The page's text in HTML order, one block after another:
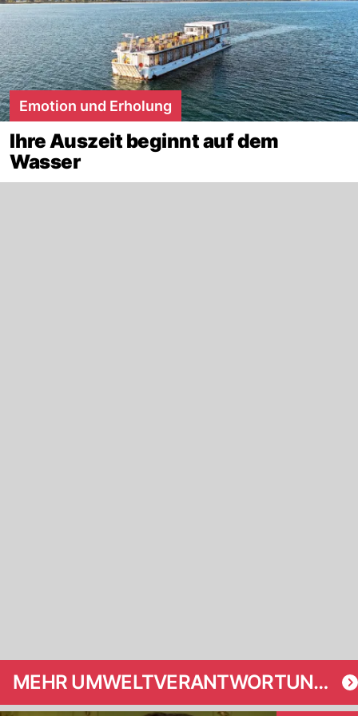
Emotion und Erholung
Ihre Auszeit beginnt auf dem
Wasser
MEHR UMWELTVERANTWORTUNGSINITIATIVE